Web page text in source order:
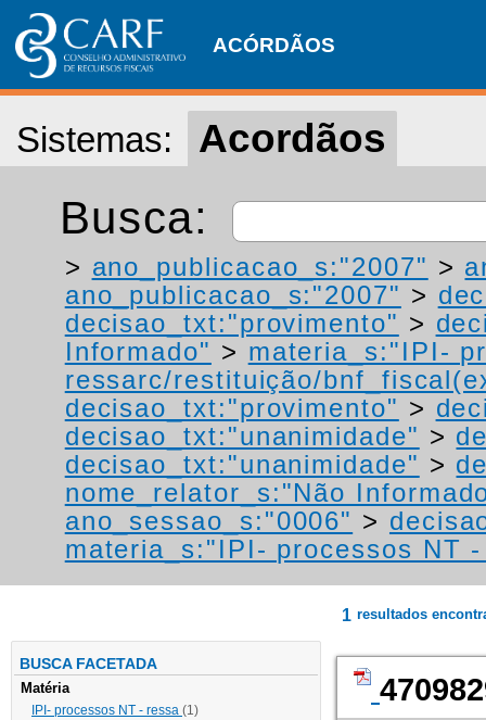
ACÓRDÃOS
Sistemas: Acordãos
Busca:
> ano_publicacao_s:"2007" >
ano_publicacao_s:"2007" >
decisao_txt:"provimento" >
Informado" > materia_s:"IPI-
ressarc/restituição/
decisao_txt:"provimento" >
decisao_txt:"unanimidade" >
decisao_txt:"unanimidade" >
nome_relator_s:"Não
ano_sessao_s:"0006" >
materia_s:"IPI- processos NT
BUSCA FACETADA
Matéria
IPI- processos NT - ressa (1)
1 resultados